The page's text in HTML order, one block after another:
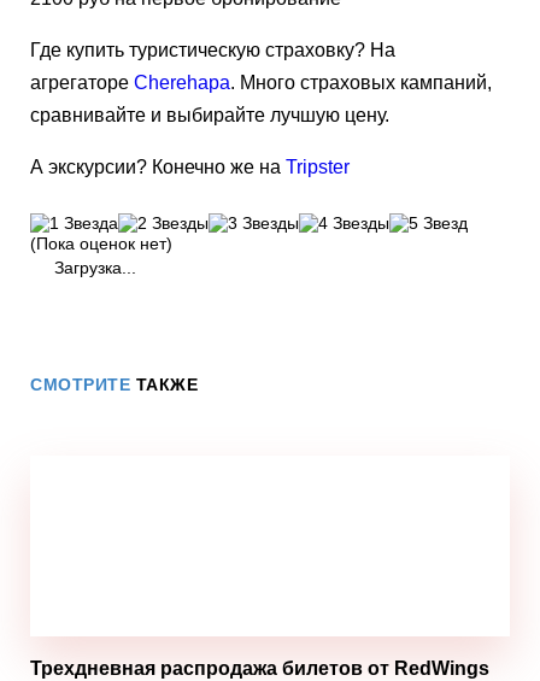
Где купить туристическую страховку? На
агрегаторе Cherehapa. Много страховых кампаний,
сравнивайте и выбирайте лучшую цену.
А экскурсии? Конечно же на Tripster
(Пока оценок нет)
Загрузка...
СМОТРИТЕ ТАКЖЕ
Трехдневная распродажа билетов от RedWings